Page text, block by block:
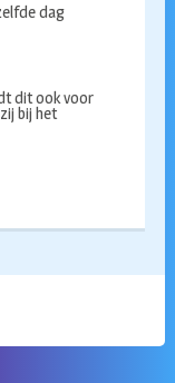
dag
dit ook voor
bij het